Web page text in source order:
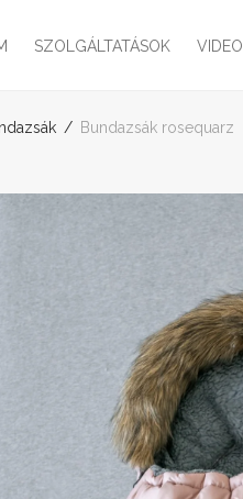
SZOLGÁLTATÁSOK VIDEO
/ Bundazsák rosequarz